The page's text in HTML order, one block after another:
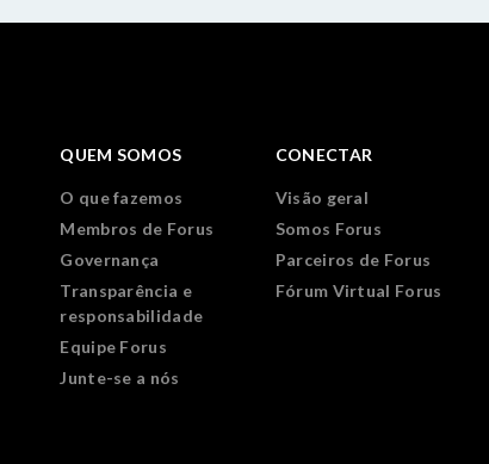
QUEM SOMOS
O que fazemos
Membros de Forus
Governança
Transparência e
responsabilidade
Equipe Forus
Junte-se a nós
CONECTAR
Visão geral
Somos Forus
Parceiros de Forus
Fórum Virtual Forus